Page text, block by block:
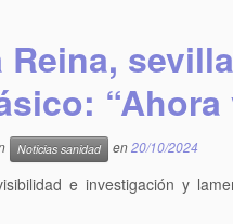
Reina,
Noticias sanidad en20/10/2024
e investigación y